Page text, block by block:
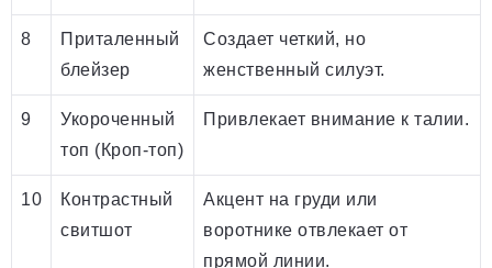
8
Приталенный
блейзер
Создает четкий, но
женственный силуэт.
9
Укороченный
топ (Кроп-топ)
Привлекает внимание к талии.
10
Контрастный
свитшот
Акцент на груди или
воротнике отвлекает от
прямой линии.